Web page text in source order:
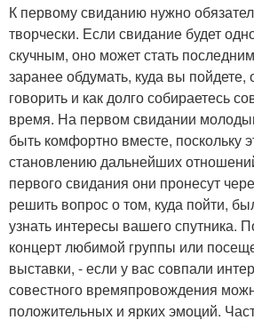
К первому свиданию нужно
творчески. Если свидание будет
скучным, оно может стать
заранее обдумать, куда вы пойдете,
говорить и как долго собираетесь
время. На первом свидании
быть комфортно вместе, поскольку
становлению дальнейших
первого свидания они пронесут
решить вопрос о том, куда пойти,
узнать интересы вашего спутника.
концерт любимой группы или
выставки, - если у вас совпали
совестного времяпровождения
положительных и ярких эмоций.